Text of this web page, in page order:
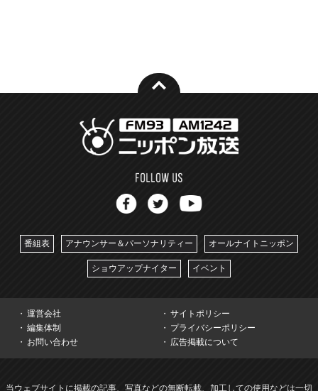
番組表 アナウンサー＆パーソナリティー オールナイトニッポン
ショウアップナイター イベント
運営会社
サイトポリシー
編集体制
プライバシーポリシー
お問い合わせ
広告掲載について
当ウェブサイトに掲載の記事、写真などの無断転載、加工しての使用などは一切